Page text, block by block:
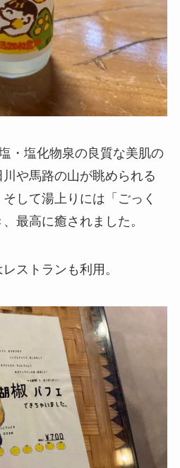
・塩化物泉の良質な美肌の
や馬路の山が眺められる
して湯上りには「ごっく
最高に癒されました。
ストランも利用。